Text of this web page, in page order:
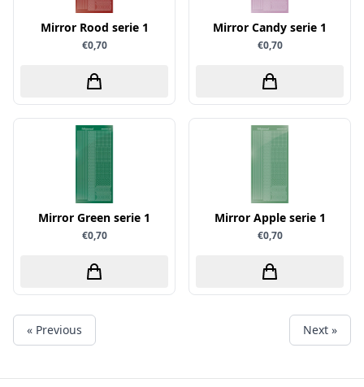
hobbygros
Joep by Carla
Kleurlab
Pan Pastel
Simple and Basic
Mirror Rood serie 1
€0,70
Mirror Candy serie 1
€0,70
Mirror Green serie 1
€0,70
Mirror Apple serie 1
€0,70
« Previous Next »